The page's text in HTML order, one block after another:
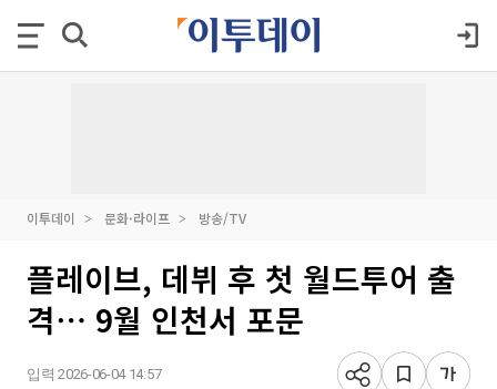
이투데이 문화·라이프 방송/TV
플레이브, 데뷔 후 첫 월드투어 출
격⋯ 9월 인천서 포문
입력 2026-06-04 14:57